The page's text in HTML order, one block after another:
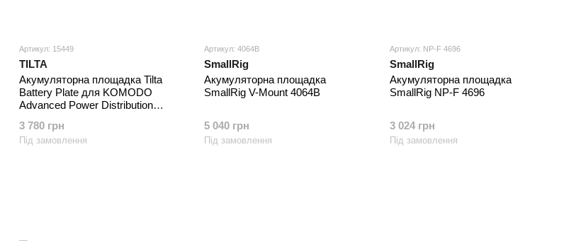
Артикул: 15449
TILTA
Акумуляторна площадка Tilta
Battery Plate для KOMODO
Advanced Power Distribution
3 780 грн
Під замовлення
Артикул: 4064B
SmallRig
Акумуляторна площадка
SmallRig V-Mount 4064B
5 040 грн
Під замовлення
Артикул: NP-F 4696
SmallRig
Акумуляторна площадка
SmallRig NP-F 4696
3 024 грн
Під замовлення